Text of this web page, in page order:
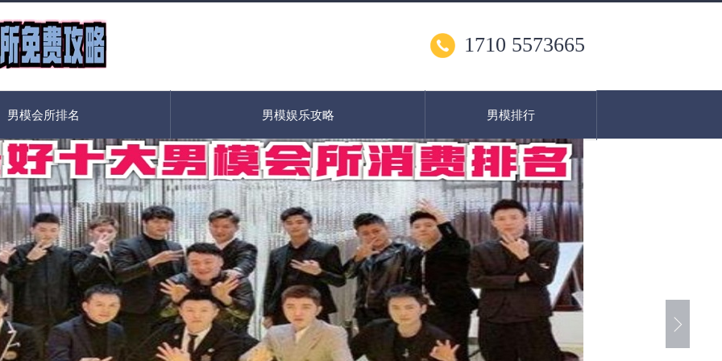
1710 5573665
男模会所排名 男模娱乐攻略 男模排行